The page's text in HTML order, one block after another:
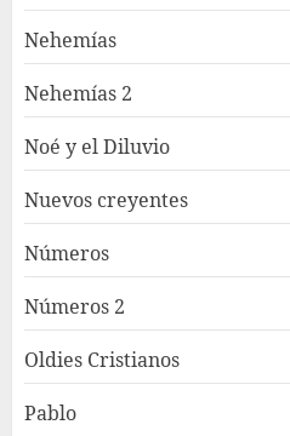
Nehemías
Nehemías 2
Noé y el Diluvio
Nuevos creyentes
Números
Números 2
Oldies Cristianos
Pablo